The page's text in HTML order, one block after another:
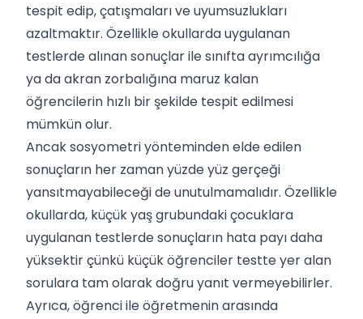
tespit edip, çatışmaları ve uyumsuzlukları
azaltmaktır. Özellikle okullarda uygulanan
testlerde alınan sonuçlar ile sınıfta ayrımcılığa
ya da akran zorbalığına maruz kalan
öğrencilerin hızlı bir şekilde tespit edilmesi
mümkün olur.
Ancak sosyometri yönteminden elde edilen
sonuçların her zaman yüzde yüz gerçeği
yansıtmayabileceği de unutulmamalıdır. Özellikle
okullarda, küçük yaş grubundaki çocuklara
uygulanan testlerde sonuçların hata payı daha
yüksektir çünkü küçük öğrenciler testte yer alan
sorulara tam olarak doğru yanıt vermeyebilirler.
Ayrıca, öğrenci ile öğretmenin arasında